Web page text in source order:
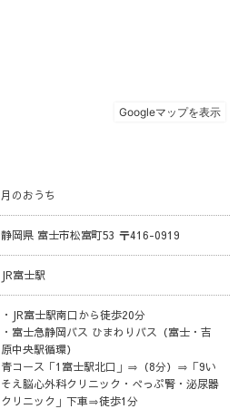
月のおうち
静岡県 富士市松富町53 〒416-0919
JR富士駅
・JR富士駅南口から徒歩20分
・富士急静岡バス ひまわりバス（富士・吉
原中央駅循環）
青コース「1富士駅北口」⇒（8分）⇒「9い
そえ脳心外科クリニック・べっぷ腎・泌尿器
クリニック」下車⇒徒歩1分